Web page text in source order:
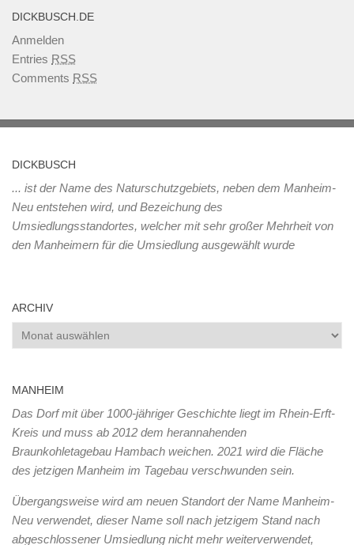
DICKBUSCH.DE
Anmelden
Entries RSS
Comments RSS
DICKBUSCH
... ist der Name des Naturschutzgebiets, neben dem Manheim-
Neu entstehen wird, und Bezeichung des
Umsiedlungsstandortes, welcher mit sehr großer Mehrheit von
den Manheimern für die Umsiedlung ausgewählt wurde
ARCHIV
Archiv
MANHEIM
Das Dorf mit über 1000-jähriger Geschichte liegt im Rhein-Erft-
Kreis und muss ab 2012 dem herannahenden
Braunkohletagebau Hambach weichen. 2021 wird die Fläche
des jetzigen Manheim im Tagebau verschwunden sein.
Übergangsweise wird am neuen Standort der Name Manheim-
Neu verwendet, dieser Name soll nach jetzigem Stand nach
abgeschlossener Umsiedlung nicht mehr weiterverwendet,